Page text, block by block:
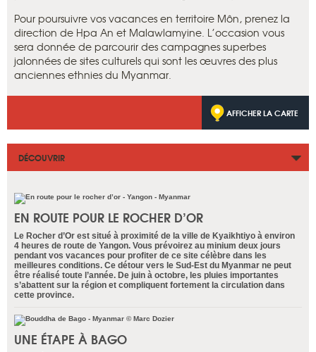
Pour poursuivre vos vacances en territoire Môn, prenez la
direction de Hpa An et Malawlamyine. L’occasion vous
sera donnée de parcourir des campagnes superbes
jalonnées de sites culturels qui sont les œuvres des plus
anciennes ethnies du Myanmar.
AFFICHER LA CARTE
DÉCOUVRIR
EN ROUTE POUR LE ROCHER D’OR
Le Rocher d’Or est situé à proximité de la ville de Kyaikhtiyo à environ
4 heures de route de Yangon. Vous prévoirez au minium deux jours
pendant vos vacances pour profiter de ce site célèbre dans les
meilleures conditions. Ce détour vers le Sud-Est du Myanmar ne peut
être réalisé toute l’année. De juin à octobre, les pluies importantes
s’abattent sur la région et compliquent fortement la circulation dans
cette province.
UNE ÉTAPE À BAGO